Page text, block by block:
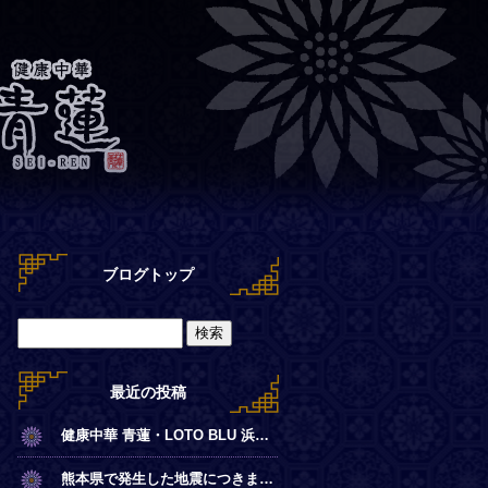
ブログトップ
最近の投稿
健康中華 青蓮・LOTO BLU 浜離宮店【夏季営業時間のお知らせ】
熊本県で発生した地震につきまして